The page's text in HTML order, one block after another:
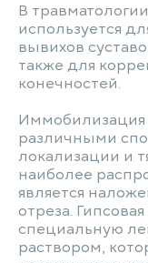
В
используется
вывихов
также для
конечностей.
Иммобилизация
различными
локализации и
наиболее
является
отреза.
специальную
раствором,